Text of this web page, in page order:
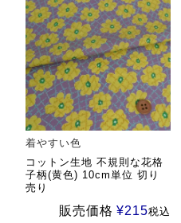
着やすい色
コットン生地 不規則な花格
子柄(黄色) 10cm単位 切り
売り
販売価格 ¥215税込